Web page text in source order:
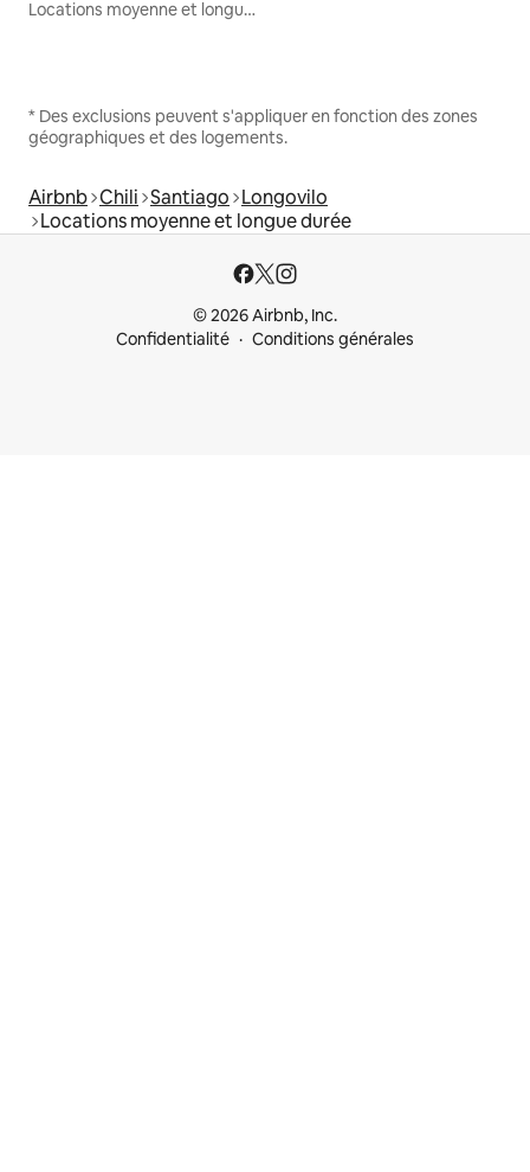
Locations moyenne et longue durée
* Des exclusions peuvent s'appliquer en fonction des zones
géographiques et des logements.
Airbnb Chili Santiago Longovilo
Locations moyenne et longue durée
© 2026 Airbnb, Inc.
Confidentialité
Conditions générales